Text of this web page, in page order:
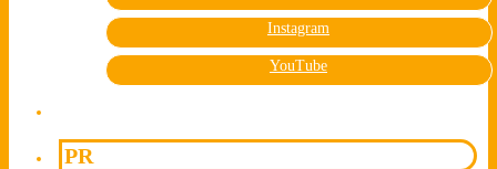
Instagram
YouTube
PR